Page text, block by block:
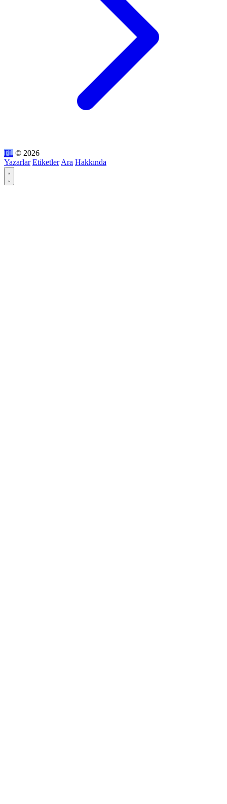
FL © 2026
Yazarlar Etiketler Ara Hakkında